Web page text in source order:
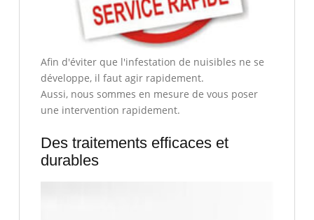
Afin d'éviter que l'infestation de nuisibles ne se
développe, il faut agir rapidement.
Aussi, nous sommes en mesure de vous poser
une intervention rapidement.
Des traitements efficaces et
durables